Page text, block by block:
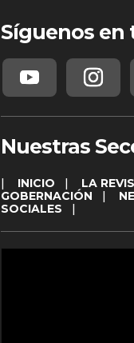
Síguenos
Nuestras
INICIO LA
GOBERNACIÓN
SOCIALES